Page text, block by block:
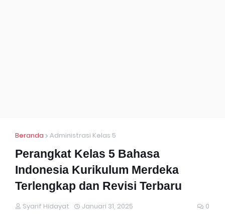
Beranda Administrasi Kelas 5
Perangkat Kelas 5 Bahasa
Indonesia Kurikulum Merdeka
Terlengkap dan Revisi Terbaru
Syarif Hidayat Januari 31, 2025 0